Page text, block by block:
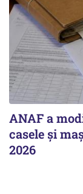
ANAF a
casele și
2026